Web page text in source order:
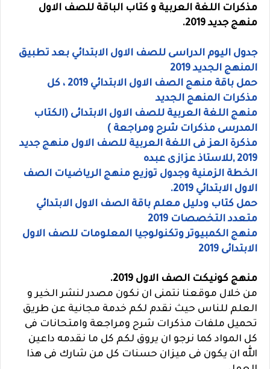
مذكرات اللغة العربية و كتاب الباقة للصف الاول
منهج جديد 2019.
جدول اليوم الدراسى للصف الاول الابتدائي بعد تطبيق
المنهج الجديد 2019
حمل باقة منهج الصف الاول الابتدائي 2019 ، كل
مذكرات المنهج الجديد
منهج اللغة العربية للصف الاول الابتدائى (الكتاب
المدرسى مذكرات شرح ومراجعة )
مذكرة العز فى اللغة العربية للصف الاول منهج جديد
2019 ,للاستاذ عزازى عبده
الخطة الزمنية وجدول توزيع منهج الرياضيات الصف
الاول الابتدائي 2019.
حمل كتاب ودليل معلم باقة الصف الاول الابتدائي
متعدد التخصصات 2019
منهج الكمبيوتر وتكنولوجيا المعلومات للصف الاول
الابتدائى 2019
منهج كونيكت الصف الاول 2019.
من خلال موقعنا نتمنى ان نكون مصدر لنشر الخير و
العلم للناس حيث نقدم لكم خدمة مجانية عن طريق
تحميل ملفات مذكرات شرح ومراجعة وامتحانات فى
كل المواد كما نرجو ان يروق لكم كل ما نقدمه داعين
الله ان يكون فى ميزان حسنات كل من شارك فى هذا